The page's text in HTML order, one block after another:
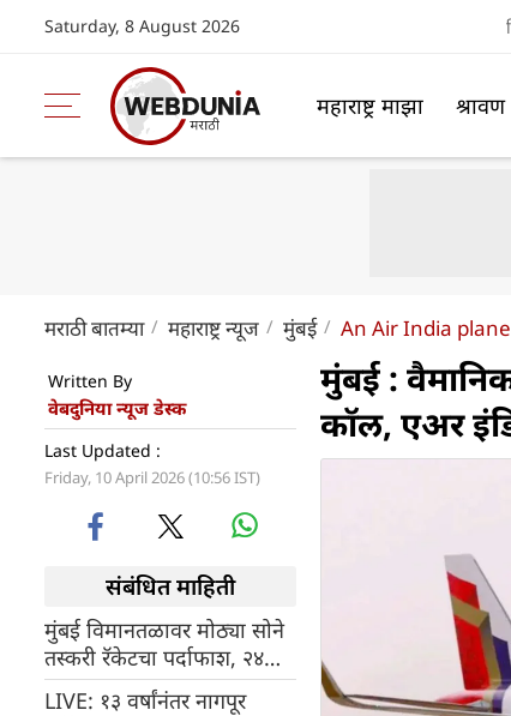
Saturday, 8 August 2026
महाराष्ट्र माझा श्रावण
मराठी बातम्या महाराष्ट्र न्यूज मुंबई An Air India
Written By
वेबदुनिया न्यूज डेस्क
Last Updated :
Friday, 10 April 2026 (10:56 IST)
संबंधित माहिती
मुंबई विमानतळावर मोठ्या सोने
तस्करी रॅकेटचा पर्दाफाश, २४
महिलांना अटक
LIVE: १३ वर्षांनंतर नागपूर
मुंबई :
कॉल, एअर